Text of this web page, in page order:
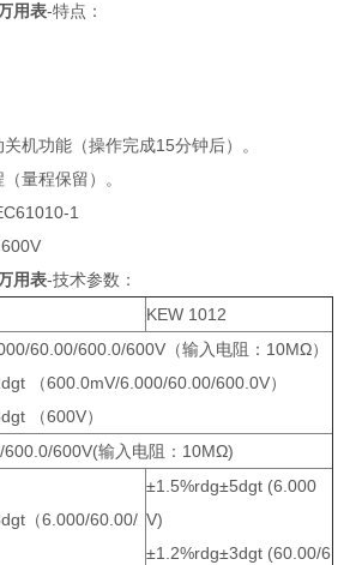
用表-特点：
机功能（操作完成15分钟后）。
量程保留）。
1
用表-技术参数：
KEW 1012
60.00/600.0/600V（输入电阻：10MΩ）
（600.0mV/6.000/60.00/600.0V）
（600V）
600V(输入电阻：10MΩ)
（6.000/60.00/
±1.5%rdg±5dgt (6.000
V)
±1.2%rdg±3dgt (60.00/6